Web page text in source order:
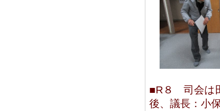
■R８ 司会は
後、議長：小